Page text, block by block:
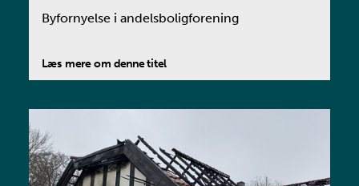
Byfornyelse i andelsboligforening
Læs mere om denne titel